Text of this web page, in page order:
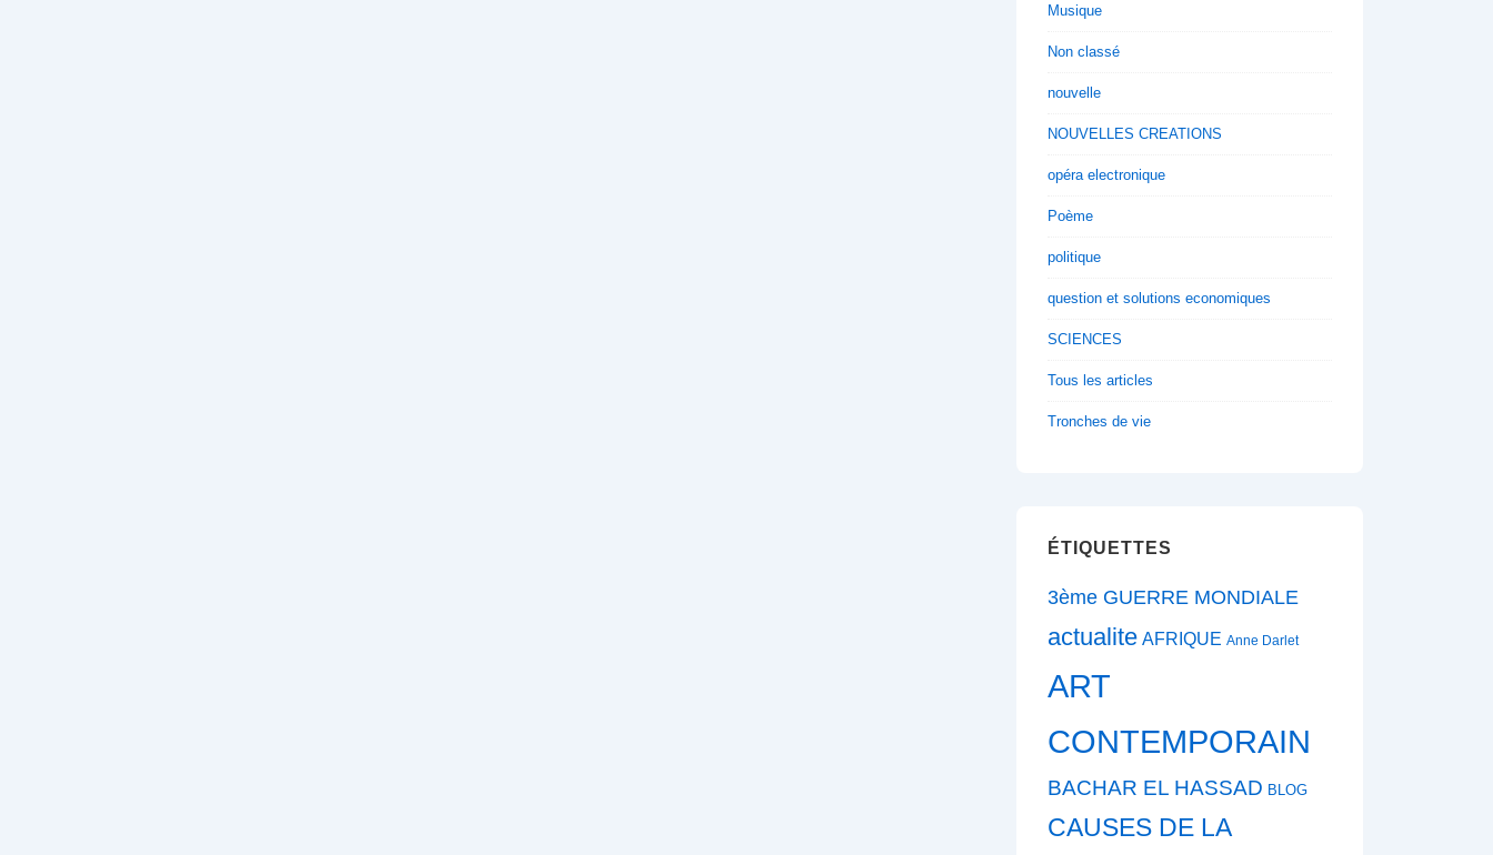
Musique
Non classé
nouvelle
NOUVELLES CREATIONS
opéra electronique
Poème
politique
question et solutions economiques
SCIENCES
Tous les articles
Tronches de vie
ÉTIQUETTES
3ème GUERRE MONDIALE
actualite AFRIQUE Anne Darlet
ART
CONTEMPORAIN
BACHAR EL HASSAD BLOG
CAUSES DE LA